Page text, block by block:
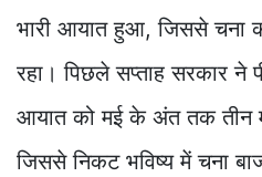
भारी आयात हुआ, जिससे चना
रहा। पिछले सप्ताह सरकार
आयात को मई के अंत तक तीन
जिससे निकट भविष्य में चना